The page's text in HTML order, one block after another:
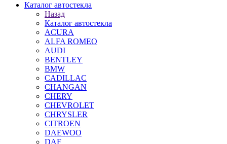
Каталог автостекла
Назад
Каталог автостекла
ACURA
ALFA ROMEO
AUDI
BENTLEY
BMW
CADILLAC
CHANGAN
CHERY
CHEVROLET
CHRYSLER
CITROEN
DAEWOO
DAF